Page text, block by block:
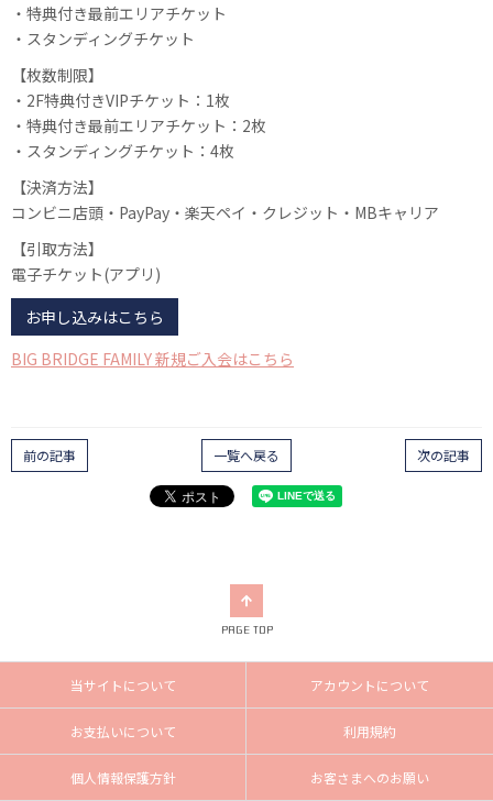
・特典付き最前エリアチケット
・スタンディングチケット
【枚数制限】
・2F特典付きVIPチケット：1枚
・特典付き最前エリアチケット：2枚
・スタンディングチケット：4枚
【決済方法】
コンビニ店頭・PayPay・楽天ペイ・クレジット・MBキャリア
【引取方法】
電子チケット(アプリ)
お申し込みはこちら
BIG BRIDGE FAMILY 新規ご入会はこちら
次の記事
一覧へ戻る
前の記事
PAGE TOP
当サイトについて アカウントについて
お支払いについて 利用規約
個人情報保護方針 お客さまへのお願い